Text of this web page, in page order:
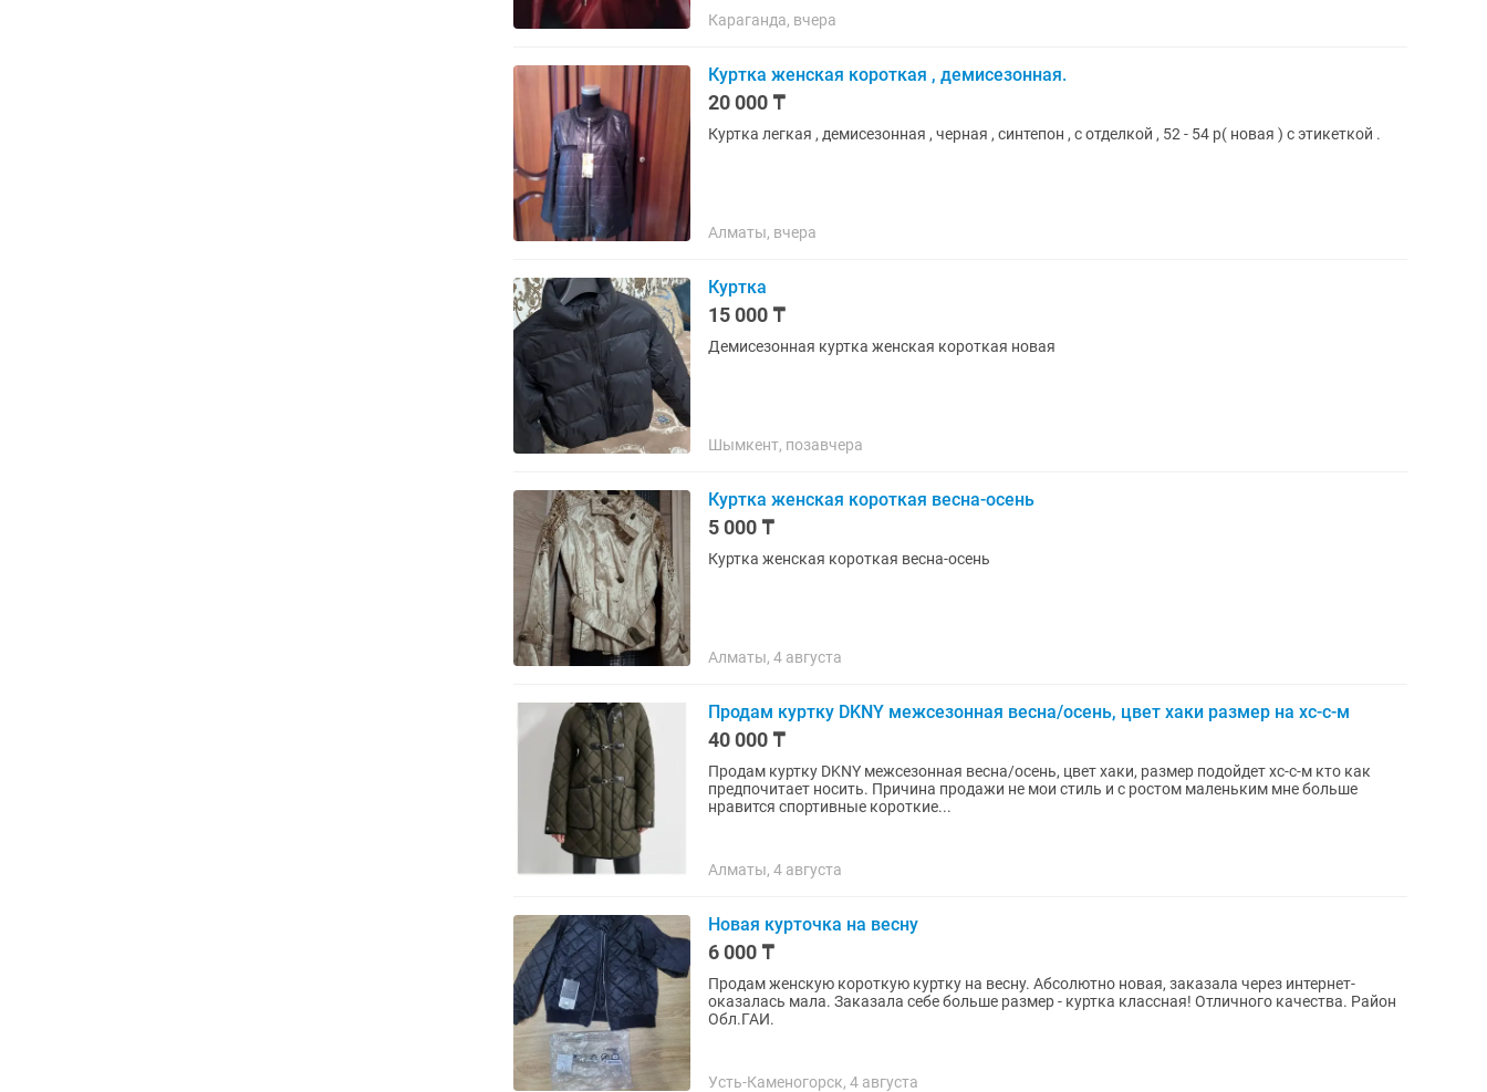
Караганда, вчера
Куртка женская короткая , демисезонная.
20 000 ₸
Куртка легкая , демисезонная , черная , синтепон , с отделкой , 52 - 54 р( новая ) с этикеткой .
Алматы, вчера
Куртка
15 000 ₸
Демисезонная куртка женская короткая новая
Шымкент, позавчера
Куртка женская короткая весна-осень
5 000 ₸
Куртка женская короткая весна-осень
Алматы, 4 августа
Продам куртку DKNY межсезонная весна/осень, цвет хаки размер на хс-с-м
40 000 ₸
Продам куртку DKNY межсезонная весна/осень, цвет хаки, размер подойдет хс-с-м кто как
предпочитает носить. Причина продажи не мои стиль и с ростом маленьким мне больше
нравится спортивные короткие...
Алматы, 4 августа
Новая курточка на весну
6 000 ₸
Продам женскую короткую куртку на весну. Абсолютно новая, заказала через интернет-
оказалась мала. Заказала себе больше размер - куртка классная! Отличного качества. Район
Обл.ГАИ.
Усть-Каменогорск, 4 августа